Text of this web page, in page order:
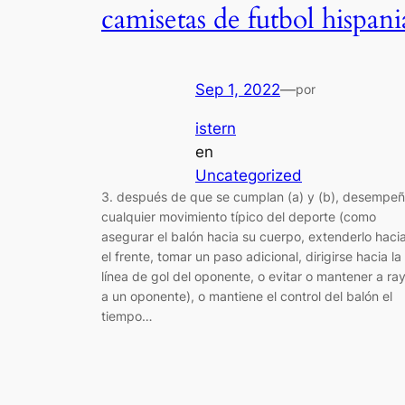
camisetas de futbol
Sep 1, 2022—por
istern
en
Uncategorized
3. después de que se cumplan (a) y (b),
cualquier movimiento típico del deporte (como
asegurar el balón hacia su cuerpo, extenderlo hacia
el frente, tomar un paso adicional, dirigirse hacia la
línea de gol del oponente, o evitar o mantener a
a un oponente), o mantiene el control del balón el
tiempo…